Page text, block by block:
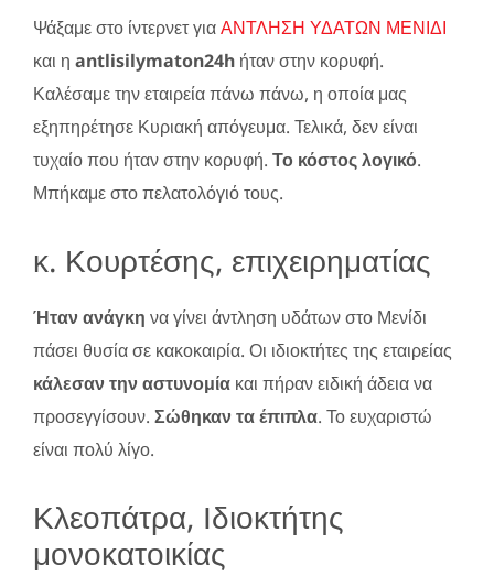
Ψάξαμε στο ίντερνετ γιαΑΝΤΛΗΣΗ ΥΔΑΤΩΝ ΜΕΝΙΔΙ
και η antlisilymaton24h ήταν στην κορυφή.
Καλέσαμε την εταιρεία πάνω πάνω, η οποία μας
εξηπηρέτησε Κυριακή απόγευμα. Τελικά, δεν είναι
τυχαίο που ήταν στην κορυφή. Το κόστος λογικό.
Μπήκαμε στο πελατολόγιό τους.
κ. Κουρτέσης, επιχειρηματίας
Ήταν ανάγκη να γίνει άντληση υδάτων στο Μενίδι
πάσει θυσία σε κακοκαιρία. Οι ιδιοκτήτες της εταιρείας
κάλεσαν την αστυνομία και πήραν ειδική άδεια να
προσεγγίσουν. Σώθηκαν τα έπιπλα. Το ευχαριστώ
είναι πολύ λίγο.
Κλεοπάτρα, Ιδιοκτήτης
μονοκατοικίας